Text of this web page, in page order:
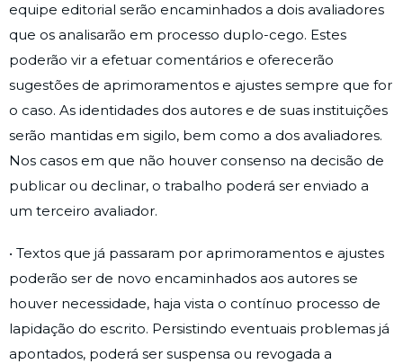
equipe editorial serão encaminhados a dois avaliadores
que os analisarão em processo duplo-cego. Estes
poderão vir a efetuar comentários e oferecerão
sugestões de aprimoramentos e ajustes sempre que for
o caso. As identidades dos autores e de suas instituições
serão mantidas em sigilo, bem como a dos avaliadores.
Nos casos em que não houver consenso na decisão de
publicar ou declinar, o trabalho poderá ser enviado a
um terceiro avaliador.
• Textos que já passaram por aprimoramentos e ajustes
poderão ser de novo encaminhados aos autores se
houver necessidade, haja vista o contínuo processo de
lapidação do escrito. Persistindo eventuais problemas já
apontados, poderá ser suspensa ou revogada a